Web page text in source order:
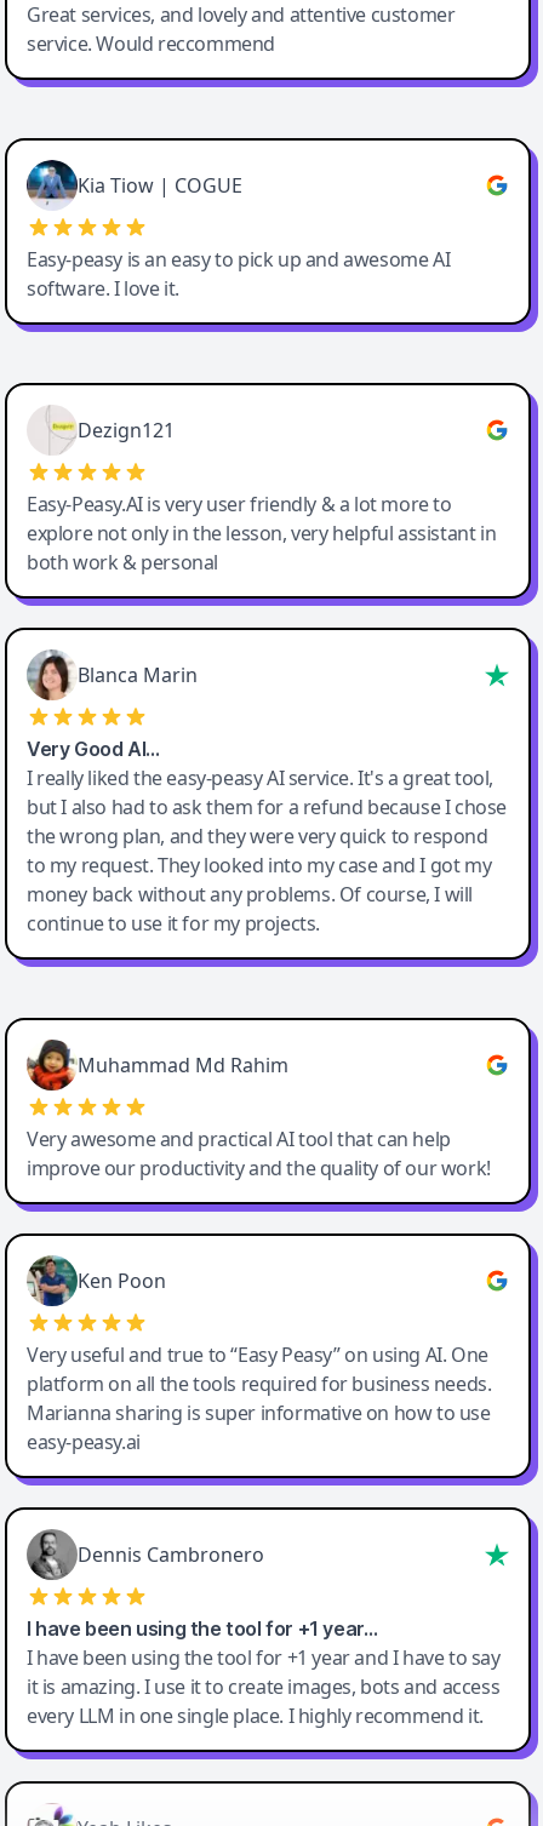
Great services, and lovely and attentive customer
service. Would reccommend
Cody Crabb
Great service, Best AI tool
Kia Tiow | COGUE
Easy-peasy is an easy to pick up and awesome AI
software. I love it.
Easy-Peasy AI
Dezign121
Easy-Peasy.AI is very user friendly & a lot more to
explore not only in the lesson, very helpful assistant in
both work & personal
Blanca Marin
Very Good AI…
I really liked the easy-peasy AI service. It's a great tool,
but I also had to ask them for a refund because I chose
the wrong plan, and they were very quick to respond
to my request. They looked into my case and I got my
money back without any problems. Of course, I will
continue to use it for my projects.
Easy-Peasy AI
Muhammad Md Rahim
Very awesome and practical AI tool that can help
improve our productivity and the quality of our work!
Ken Poon
Very useful and true to “Easy Peasy” on using AI. One
platform on all the tools required for business needs.
Marianna sharing is super informative on how to use
easy-peasy.ai
Dennis Cambronero
I have been using the tool for +1 year…
I have been using the tool for +1 year and I have to say
it is amazing. I use it to create images, bots and access
every LLM in one single place. I highly recommend it.